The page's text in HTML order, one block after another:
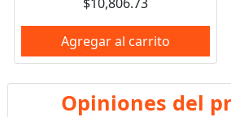
Agregar al carrito
Opiniones del